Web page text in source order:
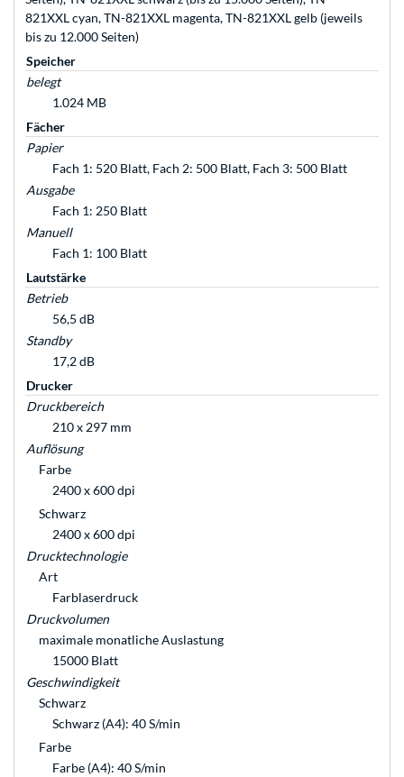
821XXL cyan, TN-821XXL magenta, TN-821XXL gelb (jeweils
bis zu 12.000 Seiten)
Speicher
belegt
1.024 MB
Fächer
Papier
Fach 1: 520 Blatt, Fach 2: 500 Blatt, Fach 3: 500 Blatt
Ausgabe
Fach 1: 250 Blatt
Manuell
Fach 1: 100 Blatt
Lautstärke
Betrieb
56,5 dB
Standby
17,2 dB
Drucker
Druckbereich
210 x 297 mm
Auflösung
Farbe
2400 x 600 dpi
Schwarz
2400 x 600 dpi
Drucktechnologie
Art
Farblaserdruck
Druckvolumen
maximale monatliche Auslastung
15000 Blatt
Geschwindigkeit
Schwarz
Schwarz (A4): 40 S/min
Farbe
Farbe (A4): 40 S/min